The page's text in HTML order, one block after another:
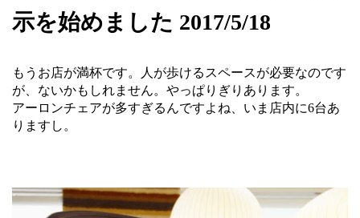
示を始めました 2017/5/18
もうお店が満杯です。人が歩けるスペースが必要なのです
が、ないかもしれません。やっぱりぎりあります。
アーロンチェアが多すぎるんですよね、いま店内に6台あ
りますし。